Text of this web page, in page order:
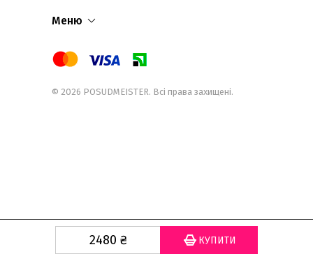
2480 ₴
Меню
© 2026 POSUDMEISTER. Всі права захищені.